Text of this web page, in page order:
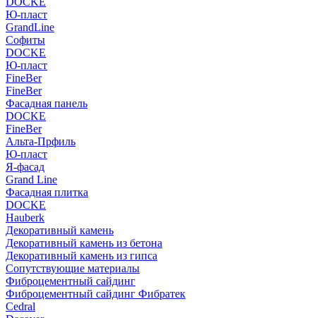
Ю-пласт
GrandLine
Софиты
DOCKE
Ю-пласт
FineBer
FineBer
Фасадная панель
DOCKE
FineBer
Альта-Прфиль
Ю-пласт
Я-фасад
Grand Line
Фасадная плитка
DOCKE
Hauberk
Декоративный камень
Декоративный камень из бетона
Декоративный камень из гипса
Сопутствующие материалы
Фиброцементный сайдинг
Фиброцементный сайдинг Фибратек
Cedral